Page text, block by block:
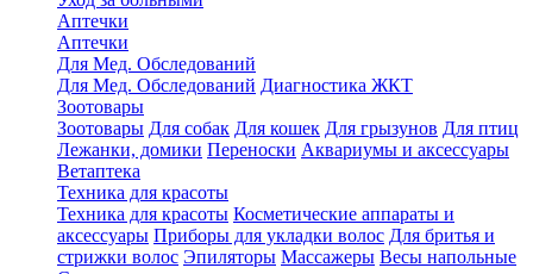
Аптечки
Аптечки
Для Мед. Обследований
Для Мед. Обследований Диагностика ЖКТ
Зоотовары
Зоотовары Для собак Для кошек Для грызунов Для птиц
Лежанки, домики Переноски Аквариумы и аксессуары
Ветаптека
Техника для красоты
Техника для красоты Косметические аппараты и
аксессуары Приборы для укладки волос Для бритья и
стрижки волос Эпиляторы Массажеры Весы напольные